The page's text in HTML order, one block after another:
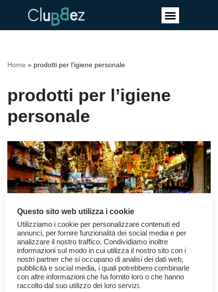
Home » prodotti per l'igiene personale
prodotti per l’igiene
personale
Questo sito web utilizza i cookie
Utilizziamo i cookie per personalizzare contenuti ed
annunci, per fornire funzionalità dei social media e per
analizzare il nostro traffico. Condividiamo inoltre
informazioni sul modo in cui utilizza il nostro sito con i
nostri partner che si occupano di analisi dei dati web,
pubblicità e social media, i quali potrebbero combinarle
con altre informazioni che ha fornito loro o che hanno
raccolto dal suo utilizzo dei loro servizi.